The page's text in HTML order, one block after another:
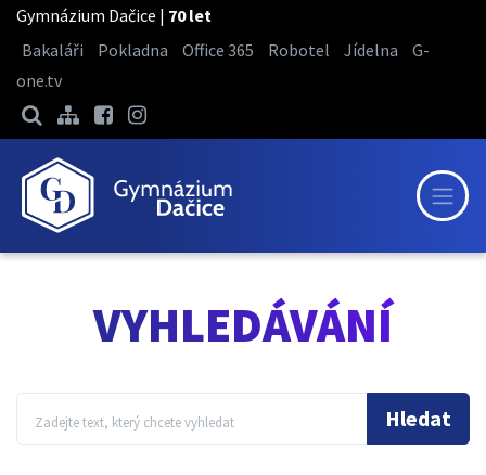
Gymnázium Dačice | 70 let
Bakaláři
Pokladna Office 365 Robotel Jídelna
G-
one.tv
VYHLEDÁVÁNÍ
Hledat